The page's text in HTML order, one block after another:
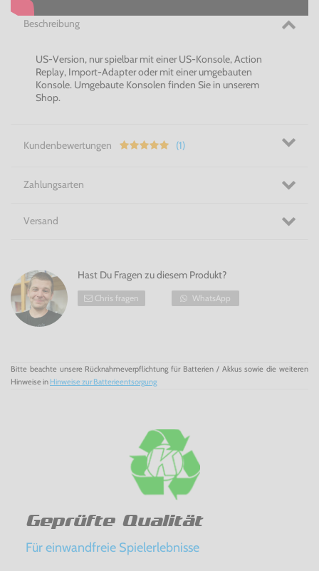
Beschreibung
US-Version, nur spielbar mit einer US-Konsole, Action
Replay, Import-Adapter oder mit einer umgebauten
Konsole. Umgebaute Konsolen finden Sie in unserem
Shop.
Kundenbewertungen (1)
Zahlungsarten
Versand
Hast Du Fragen zu diesem Produkt?
Chris fragen WhatsApp
Bitte beachte unsere Rücknahmeverpflichtung für Batterien / Akkus sowie die weiteren
Hinweise in Hinweise zur Batterieentsorgung
Geprüfte Qualität
Für einwandfreie Spielerlebnisse